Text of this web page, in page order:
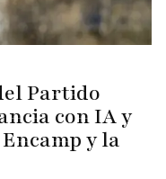
Partido
con IA y
y la